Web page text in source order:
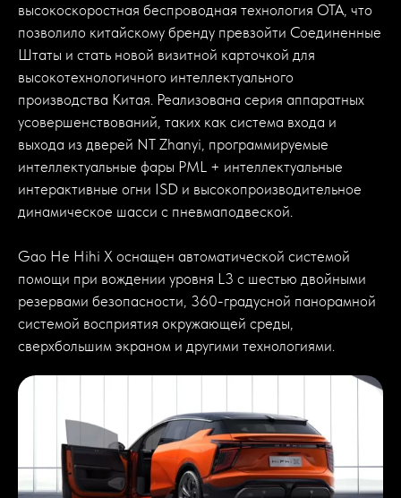
высокоскоростная беспроводная технология OTA, что
позволило китайскому бренду превзойти Соединенные
Штаты и стать новой визитной карточкой для
высокотехнологичного интеллектуального
производства Китая. Реализована серия аппаратных
усовершенствований, таких как система входа и
выхода из дверей NT Zhanyi, программируемые
интеллектуальные фары PML + интеллектуальные
интерактивные огни ISD и высокопроизводительное
динамическое шасси с пневмаподвеской.
Gao He Hihi X оснащен автоматической системой
помощи при вождении уровня L3 с шестью двойными
резервами безопасности, 360-градусной панорамной
системой восприятия окружающей среды,
сверхбольшим экраном и другими технологиями.